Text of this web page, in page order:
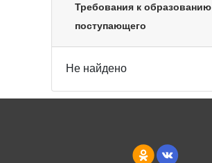
Требования к образованию
поступающего
Не найдено